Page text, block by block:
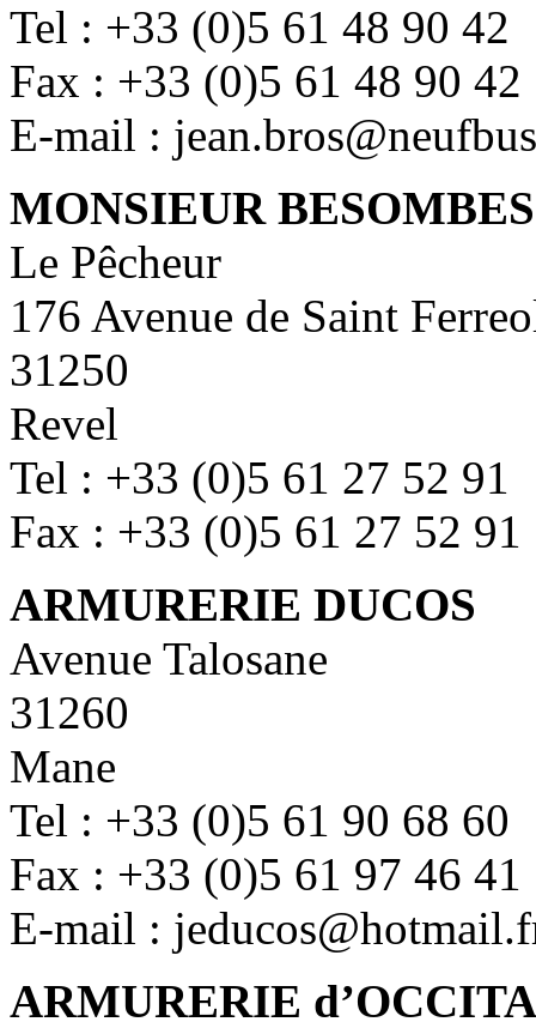
Tel : +33 (0)5 61 48 90 42
Fax : +33 (0)5 61 48 90 42
E-mail :
MONSIEUR BESOMBES
Le Pêcheur
176 Avenue de Saint
31250
Revel
Tel : +33 (0)5 61 27 52 91
Fax : +33 (0)5 61 27 52 91
ARMURERIE DUCOS
Avenue Talosane
31260
Mane
Tel : +33 (0)5 61 90 68 60
Fax : +33 (0)5 61 97 46 41
E-mail :
ARMURERIE